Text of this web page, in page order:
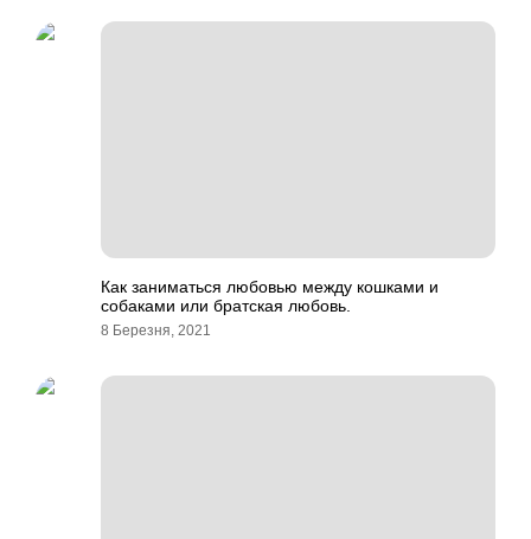
Как заниматься любовью между кошками и
собаками или братская любовь.
8 Березня, 2021